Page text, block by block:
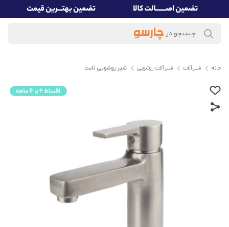
خانه شیرآلات شیرآلات روشویی شیر روشویی ثابت